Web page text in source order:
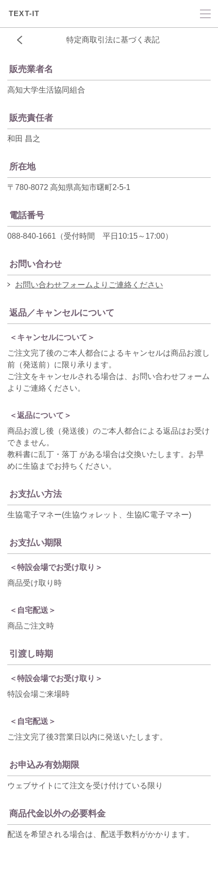
TEXT-IT
特定商取引法に基づく表記
販売業者名
高知大学生活協同組合
販売責任者
和田 昌之
所在地
〒780-8072 高知県高知市曙町2-5-1
電話番号
088-840-1661（受付時間 平日10:15～17:00）
お問い合わせ
お問い合わせフォームよりご連絡ください
返品／キャンセルについて
＜キャンセルについて＞
ご注文完了後のご本人都合によるキャンセルは商品お渡し
前（発送前）に限り承ります。
ご注文をキャンセルされる場合は、お問い合わせフォーム
よりご連絡ください。
＜返品について＞
商品お渡し後（発送後）のご本人都合による返品はお受け
できません。
教科書に乱丁・落丁 がある場合は交換いたします。お早
めに生協までお持ちください。
お支払い方法
生協電子マネー(生協ウォレット、生協IC電子マネー)
お支払い期限
＜特設会場でお受け取り＞
商品受け取り時
＜自宅配送＞
商品ご注文時
引渡し時期
＜特設会場でお受け取り＞
特設会場ご来場時
＜自宅配送＞
ご注文完了後3営業日以内に発送いたします。
お申込み有効期限
ウェブサイトにて注文を受け付けている限り
商品代金以外の必要料金
配送を希望される場合は、配送手数料がかかります。